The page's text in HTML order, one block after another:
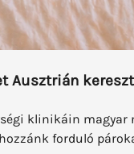
Ausztrián
klinikáin
forduló